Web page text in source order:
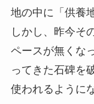
地の中に「供養
しかし、昨今そ
ペースが無くな
ってきた石碑を
使われるように